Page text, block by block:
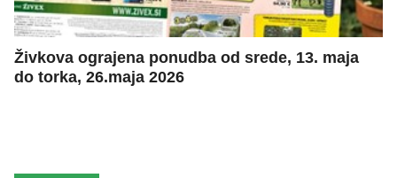
Živkova ograjena ponudba od srede, 13. maja
do torka, 26.maja 2026